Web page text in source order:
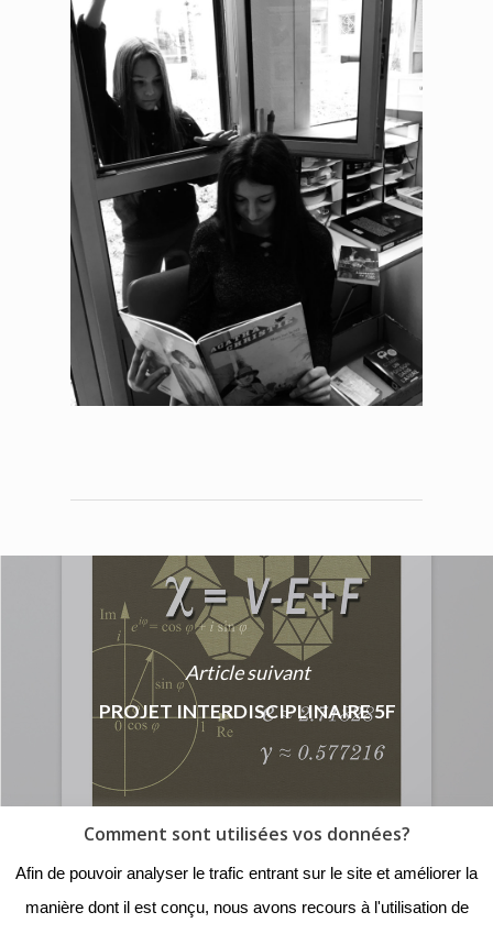
Article suivant
PROJET INTERDISCIPLINAIRE 5F
© 2018 - Collège Henri de
Navarre |Mentions légales|
Comment sont utilisées vos données?
Afin de pouvoir analyser le trafic entrant sur le site et améliorer la
manière dont il est conçu, nous avons recours à l'utilisation de